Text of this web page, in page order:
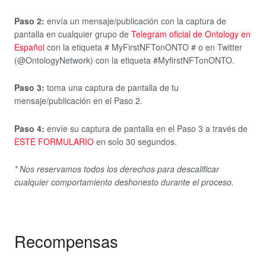
Paso 2: envía un mensaje/publicación con la captura de
pantalla en cualquier grupo de Telegram oficial de Ontology en
Español con la etiqueta # MyFirstNFTonONTO # o en Twitter
(@OntologyNetwork) con la etiqueta #MyfirstNFTonONTO.
Paso 3: toma una captura de pantalla de tu
mensaje/publicación en el Paso 2.
Paso 4: envíe su captura de pantalla en el Paso 3 a través de
ESTE FORMULARIO en solo 30 segundos.
* Nos reservamos todos los derechos para descalificar
cualquier comportamiento deshonesto durante el proceso.
Recompensas